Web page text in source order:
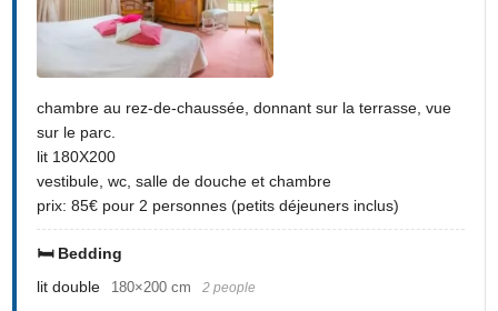
chambre au rez-de-chaussée, donnant sur la terrasse, vue
sur le parc.
lit 180X200
vestibule, wc, salle de douche et chambre
prix: 85€ pour 2 personnes (petits déjeuners inclus)
🛏️ Bedding
lit double
180×200 cm 2 people